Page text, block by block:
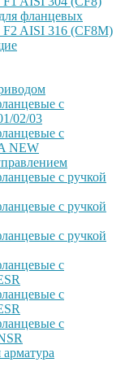
фланцевых
AISI 316 (CF8M)
с
02/03
с
NEW
с ручкой
с ручкой
с ручкой
с
с
с